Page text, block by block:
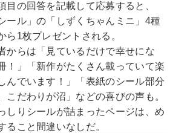
目の回答を記載して応募すると、
ール」の「しずくちゃんミニ」4種
ら1枚プレゼントされる。
からは「見ているだけで幸せにな
！」「新作がたくさん載っていて楽
んでいます！」「表紙のシール部分
こだわりが沼」などの喜びの声も。
しりシールが詰まったページは、め
ること間違いなしだ。